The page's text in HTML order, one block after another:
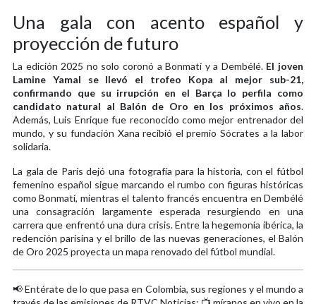
Una gala con acento español y
proyección de futuro
La edición 2025 no solo coronó a Bonmatí y a Dembélé. El joven
Lamine Yamal se llevó el trofeo Kopa al mejor sub-21,
confirmando que su irrupción en el Barça lo perfila como
candidato natural al Balón de Oro en los próximos años.
Además, Luis Enrique fue reconocido como mejor entrenador del
mundo, y su fundación Xana recibió el premio Sócrates a la labor
solidaria.
La gala de París dejó una fotografía para la historia, con el fútbol
femenino español sigue marcando el rumbo con figuras históricas
como Bonmatí, mientras el talento francés encuentra en Dembélé
una consagración largamente esperada resurgiendo en una
carrera que enfrentó una dura crisis. Entre la hegemonía ibérica, la
redención parisina y el brillo de las nuevas generaciones, el Balón
de Oro 2025 proyecta un mapa renovado del fútbol mundial.
📢 Entérate de lo que pasa en Colombia, sus regiones y el mundo a